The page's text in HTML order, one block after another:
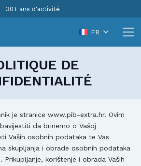
30+ ans d'activité
FR
DE
je stranice www.pib-extra.hr. Ovim
da brinemo o Vašoj
Vaših osobnih podataka te Vas
skupljanja i obrade osobnih podataka
Prikupljanje, korištenje i obrada Vaših